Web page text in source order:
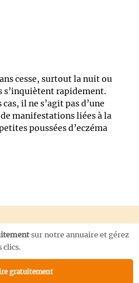
cesse, surtout la nuit ou
s’inquiètent rapidement.
il ne s’agit pas d’une
manifestations liées à la
poussées d’eczéma
sur notre annuaire et gérez
clics.
gratuitement